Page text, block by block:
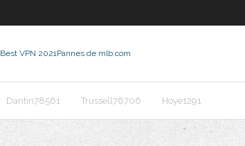
Best VPN 2021Pannes de mlb.com
Dantin78561 Trussell76706 Hoye1291